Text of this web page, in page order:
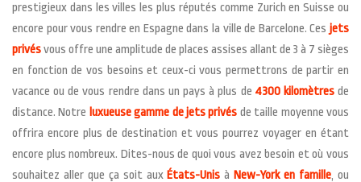
prestigieux dans les villes les plus réputés comme Zurich en Suisse ou
encore pour vous rendre en Espagne dans la ville de Barcelone. Ces jets
privésvous offre une amplitude de places assises allant de 3 à 7 sièges
en fonction de vos besoins et ceux-ci vous permettrons de partir en
vacance ou de vous rendre dans un pays à plus de 4300 kilomètresde
distance. Notre luxueuse gamme de jets privés de taille moyenne vous
offrira encore plus de destination et vous pourrez voyager en étant
encore plus nombreux. Dites-nous de quoi vous avez besoin et où vous
souhaitez aller que ça soit auxÉtats-Unis àNew-York en famille, ou